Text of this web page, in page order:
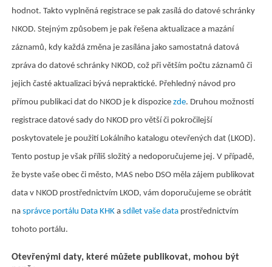
hodnot. Takto vyplněná registrace se pak zasílá do datové schránky
NKOD. Stejným způsobem je pak řešena aktualizace a mazání
záznamů, kdy každá změna je zasílána jako samostatná datová
zpráva do datové schránky NKOD, což při větším počtu záznamů či
jejich časté aktualizaci bývá nepraktické. Přehledný návod pro
přímou publikaci dat do NKOD je k dispozice zde. Druhou možností
registrace datové sady do NKOD pro větší či pokročilejší
poskytovatele je použití Lokálního katalogu otevřených dat (LKOD).
Tento postup je však příliš složitý a nedoporučujeme jej. V případě,
že byste vaše obec či město, MAS nebo DSO měla zájem publikovat
data v NKOD prostřednictvím LKOD, vám doporučujeme se obrátit
na správce portálu Data KHK a sdílet vaše data prostřednictvím
tohoto portálu.
Otevřenými daty, které můžete publikovat, mohou být